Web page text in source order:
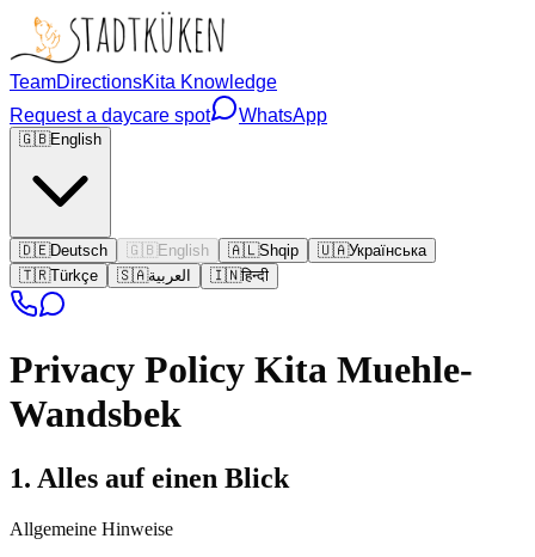
TeamDirectionsKita Knowledge
Request a daycare spot
WhatsApp
🇬🇧English
🇩🇪Deutsch 🇬🇧 English 🇦🇱Shqip 🇺🇦Українська
🇹🇷Türkçe 🇸🇦العربية 🇮🇳हिन्दी
Privacy Policy Kita Muehle-
Wandsbek
1. Alles auf einen Blick
Allgemeine Hinweise